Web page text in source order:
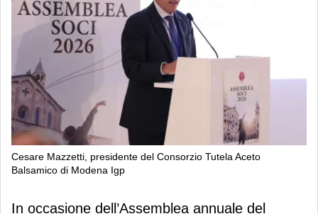
Cesare Mazzetti, presidente del Consorzio Tutela Aceto
Balsamico di Modena Igp
Aceto Balsamico di Modena Igp: 93
In occasione dell’Assemblea annuale del